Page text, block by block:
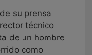
su prensa
técnico
de un hombre
como